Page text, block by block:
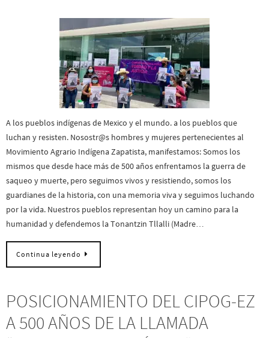
A los pueblos indígenas de Mexico y el mundo. a los pueblos que
luchan y resisten. Nosostr@s hombres y mujeres pertenecientes al
Movimiento Agrario Indígena Zapatista, manifestamos: Somos los
mismos que desde hace más de 500 años enfrentamos la guerra de
saqueo y muerte, pero seguimos vivos y resistiendo, somos los
guardianes de la historia, con una memoria viva y seguimos luchando
por la vida. Nuestros pueblos representan hoy un camino para la
humanidad y defendemos la Tonantzin Tllalli (Madre…
Continua leyendo
POSICIONAMIENTO DEL CIPOG-EZ
A 500 AÑOS DE LA LLAMADA